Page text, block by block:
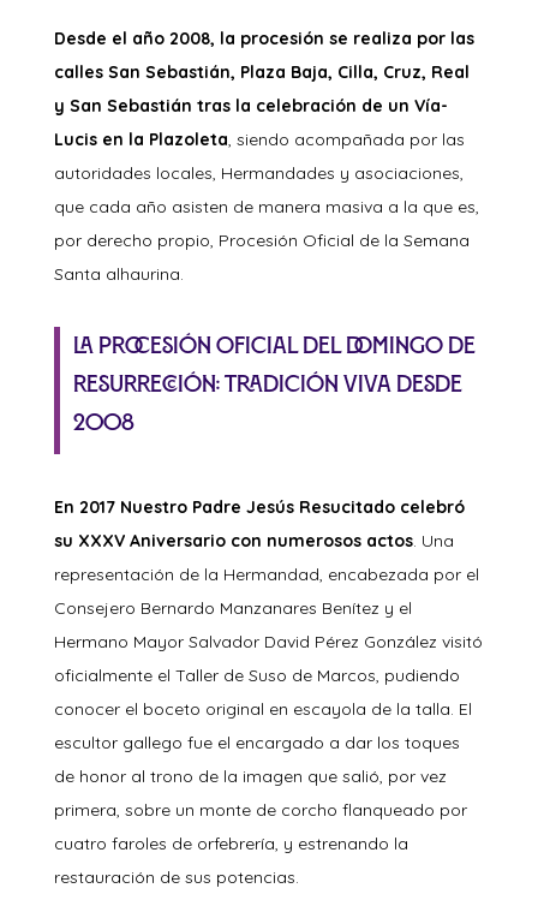
Desde el año 2008, la procesión se realiza por las
calles San Sebastián, Plaza Baja, Cilla, Cruz, Real
y San Sebastián tras la celebración de un Vía-
Lucis en la Plazoleta , siendo acompañada por las
autoridades locales, Hermandades y asociaciones,
que cada año asisten de manera masiva a la que es,
por derecho propio, Procesión Oficial de la Semana
Santa alhaurina.
La Procesión Oficial del Domingo de
Resurrección: tradición viva desde
2008
En 2017 Nuestro Padre Jesús Resucitado celebró
su XXXV Aniversario con numerosos actos. Una
representación de la Hermandad, encabezada por el
Consejero Bernardo Manzanares Benítez y el
Hermano Mayor Salvador David Pérez González visitó
oficialmente el Taller de Suso de Marcos, pudiendo
conocer el boceto original en escayola de la talla. El
escultor gallego fue el encargado a dar los toques
de honor al trono de la imagen que salió, por vez
primera, sobre un monte de corcho flanqueado por
cuatro faroles de orfebrería, y estrenando la
restauración de sus potencias.